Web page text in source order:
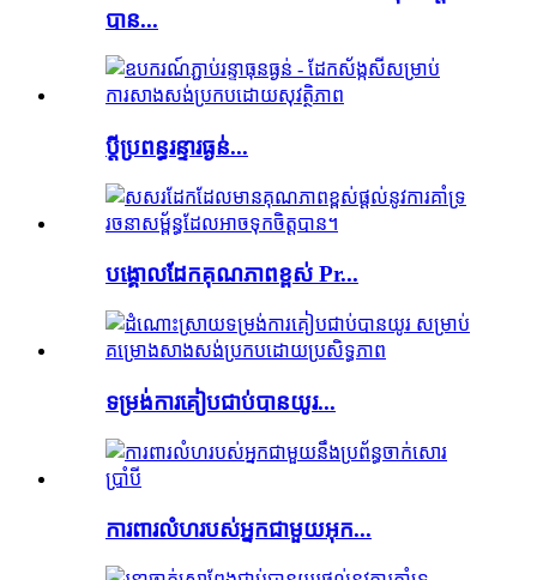
បាន...
ប្តី​ប្រពន្ធ​រន្ទារ​ធ្ងន់​...
បង្គោលដែកគុណភាពខ្ពស់ Pr...
ទម្រង់ការគៀបជាប់បានយូរ...
ការពារលំហរបស់អ្នកជាមួយអុក...